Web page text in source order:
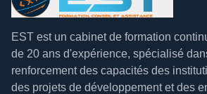
EST est un cabinet de formation
de 20 ans d'expérience, spécialisé
renforcement des capacités des
des projets de développement et des